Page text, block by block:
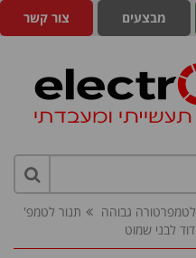
צור קשר מבצעים
לטמפרטורה גבוהה
תנור לטמפ'
לבני שמוט